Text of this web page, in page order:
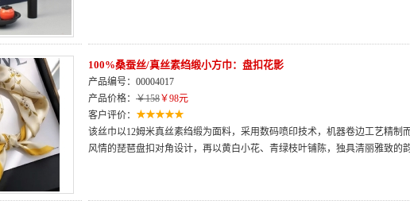
100%桑蚕丝/真丝素绉缎小方巾：盘扣花影
产品编号：00004017
产品价格： ￥158￥98元
客户评价：
该丝巾以12姆米真丝素绉缎为面料，采用数码喷印技术，机器卷边工艺精制
风情的琵琶盘扣对角设计，再以黄白小花、青绿枝叶铺陈，独具清丽雅致的韵